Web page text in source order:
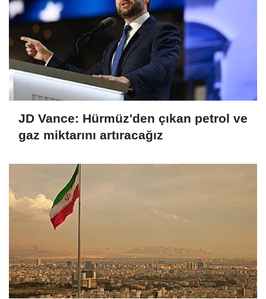
JD Vance: Hürmüz'den çıkan petrol ve
gaz miktarını artıracağız